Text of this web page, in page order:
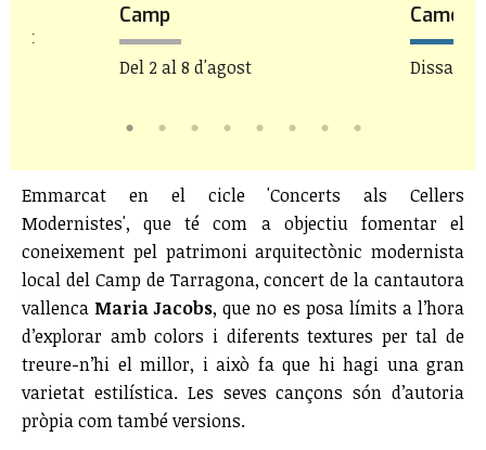
Camp
Del 2 al 8 d'agost Dissabte
Emmarcat en el cicle 'Concerts als Cellers
Modernistes', que té com a objectiu fomentar el
coneixement pel patrimoni arquitectònic modernista
local del Camp de Tarragona, concert de la cantautora
vallenca Maria Jacobs, que no es posa límits a l’hora
d’explorar amb colors i diferents textures per tal de
treure-n’hi el millor, i això fa que hi hagi una gran
varietat estilística. Les seves cançons són d’autoria
pròpia com també versions.